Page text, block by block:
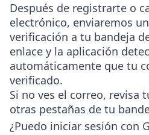
Después de registrarte o
electrónico, enviaremos
verificación a tu bandeja
enlace y la aplicación
automáticamente que tu
verificado.
Si no ves el correo, revisa
otras pestañas de tu
¿Puedo iniciar sesión con